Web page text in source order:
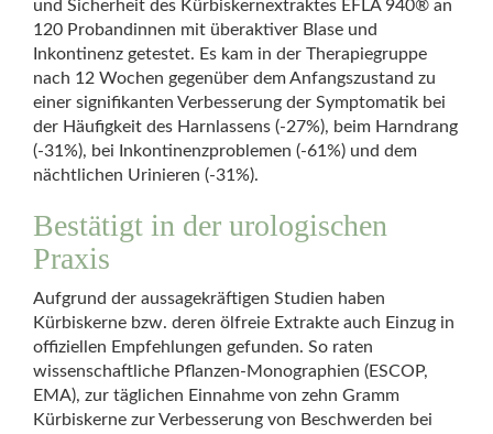
und Sicherheit des Kürbiskernextraktes EFLA 940® an
120 Probandinnen mit überaktiver Blase und
Inkontinenz getestet. Es kam in der Therapiegruppe
nach 12 Wochen gegenüber dem Anfangszustand zu
einer signifikanten Verbesserung der Symptomatik bei
der Häufigkeit des Harnlassens (-27%), beim Harndrang
(-31%), bei Inkontinenzproblemen (-61%) und dem
nächtlichen Urinieren (-31%).
Bestätigt in der urologischen
Praxis
Aufgrund der aussagekräftigen Studien haben
Kürbiskerne bzw. deren ölfreie Extrakte auch Einzug in
offiziellen Empfehlungen gefunden. So raten
wissenschaftliche Pflanzen-Monographien (ESCOP,
EMA), zur täglichen Einnahme von zehn Gramm
Kürbiskerne zur Verbesserung von Beschwerden bei